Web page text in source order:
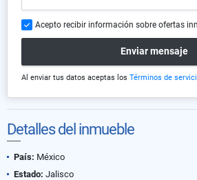
Acepto recibir información sobre ofertas
Enviar mensaje
Al enviar tus datos aceptas los Términos de
Detalles del inmueble
País: México
Estado: Jalisco